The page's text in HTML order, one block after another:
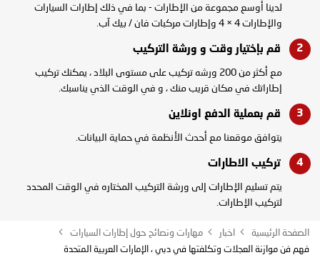
لدينا أوسع مجموعة من الإطارات - بما في ذلك إطارات السيارات
والإطارات 4 × 4 وإطارات مركبات فان / بيك آب.
قم بإختيار وقت و ورشة التركيب
مع أكثر من 200 ورشه تركيب على مستوى البلاد ، يمكنك تركيب
إطاراتك في مكان قريب منك ، و في الوقت الذي يناسبك.
قم بعملية الدفع اونلاين
يتوافق موقعنا مع أحدث الأنظمة في حماية البيانات.
تركيب الاطارات
يتم تسليم الإطارات إلى ورشة التركيب المختاره في الوقت المحدد
لتركيب الإطارات.
الصفحة الرئيسية اخبار
مهارات ونصائح حول إطارات السيارات
فهم فن موازنة العجلات وتكلفتها في دبي ، الإمارات العربية المتحدة